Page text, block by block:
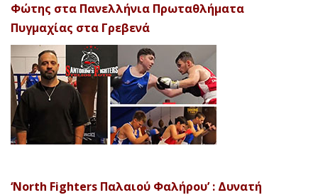
Φώτης στα Πανελλήνια Πρωταθλήματα
Πυγμαχίας στα Γρεβενά
‘North Fighters Παλαιού Φαλήρου’ : Δυνατή